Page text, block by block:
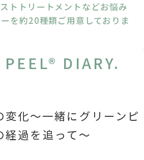
トトリートメントなどお悩み
を約20種類ご用意しておりま
DIARY.
変化～一緒にグリーンピ
経過を追って～